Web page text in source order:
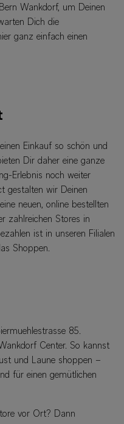
Wankdorf, um Deinen
Dich die
ganz einfach einen
Einkauf so schön und
Dir daher eine ganze
Erlebnis noch weiter
gestalten wir Deinen
neuen, online bestellten
zahlreichen Stores in
ist in unseren Filialen
Shoppen.
85.
Center. So kannst
und Laune shoppen –
für einen gemütlichen
vor Ort? Dann